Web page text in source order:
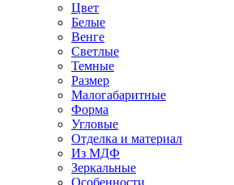
Цвет
Белые
Венге
Светлые
Темные
Размер
Малогабаритные
Форма
Угловые
Отделка и материал
Из МДФ
Зеркальные
Особенности